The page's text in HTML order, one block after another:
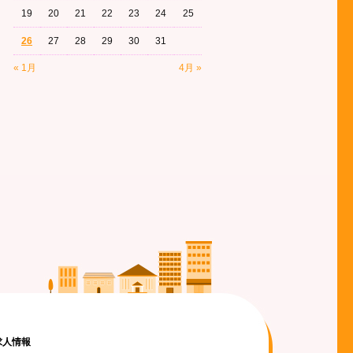
« 1月 4月 »
19 20 21 22 23 24 25
26 27 28 29 30 31
人情報